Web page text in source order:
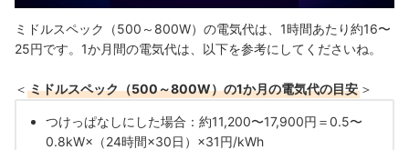
ミドルスペック（500～800W）の電気代は、1時間あたり約16〜
25円です。1か月間の電気代は、以下を参考にしてくださいね。
＜ ミドルスペック（500～800W）の1か月の電気代の目安 ＞
つけっぱなしにした場合：約11,200〜17,900円＝0.5〜
0.8kW×（24時間×30日）×31円/kWh